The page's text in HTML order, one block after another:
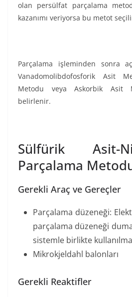
olan persülfat parçalama
kazanımı veriyorsa bu metot
Parçalama işleminden sonra
Vanadomolibdofosforik Asit
Metodu veya Askorbik Asit
belirlenir.
Sülfürik Asit-
Parçalama
Gerekli Araç ve Gereçler
Parçalama düzeneği:
parçalama düzeneği
sistemle birlikte
Mikrokjeldahl balonları
Gerekli Reaktifler